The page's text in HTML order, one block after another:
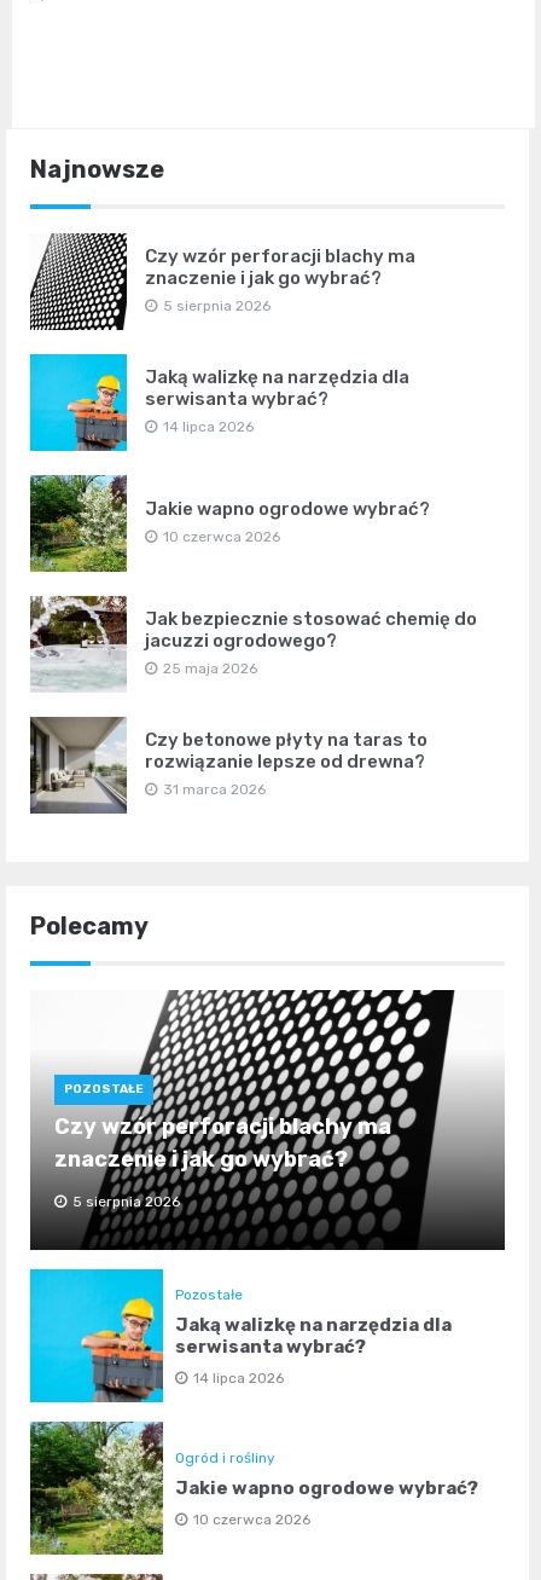
Najnowsze
Czy wzór perforacji blachy ma
znaczenie i jak go wybrać?
5 sierpnia 2026
Jaką walizkę na narzędzia dla
serwisanta wybrać?
14 lipca 2026
Jakie wapno ogrodowe wybrać?
10 czerwca 2026
Jak bezpiecznie stosować chemię do
jacuzzi ogrodowego?
25 maja 2026
Czy betonowe płyty na taras to
rozwiązanie lepsze od drewna?
31 marca 2026
Polecamy
POZOSTAŁE
Czy wzór perforacji blachy ma
znaczenie i jak go wybrać?
5 sierpnia 2026
Pozostałe
Jaką walizkę na narzędzia dla
serwisanta wybrać?
14 lipca 2026
Ogród i rośliny
Jakie wapno ogrodowe wybrać?
10 czerwca 2026